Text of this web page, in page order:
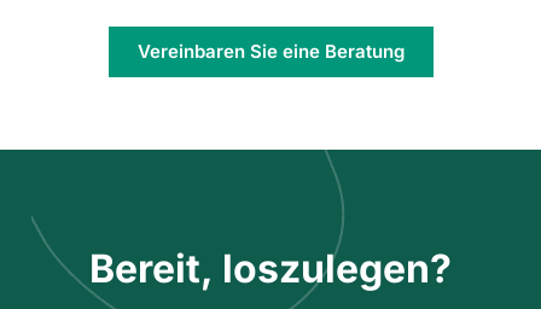
Vereinbaren Sie eine Beratung
Bereit, loszulegen?